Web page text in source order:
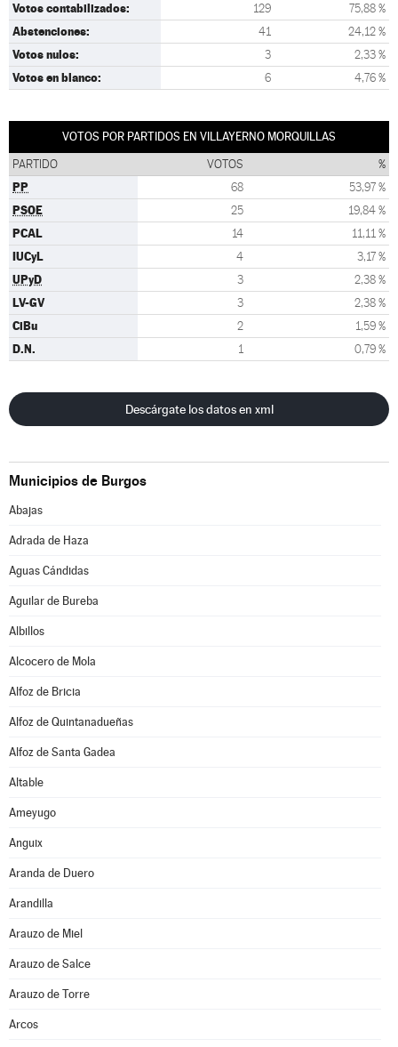
Votos contabilizados: 129 75,88 %
Abstenciones: 41 24,12 %
Votos nulos: 3 2,33 %
Votos en blanco: 6 4,76 %
VOTOS POR PARTIDOS EN VILLAYERNO MORQUILLAS
PARTIDO VOTOS %
PP 68 53,97 %
PSOE 25 19,84 %
PCAL 14 11,11 %
IUCyL 4 3,17 %
UPyD 3 2,38 %
LV-GV 3 2,38 %
CiBu 2 1,59 %
D.N. 1 0,79 %
Descárgate los datos en xml
Municipios de Burgos
Abajas
Adrada de Haza
Aguas Cándidas
Aguilar de Bureba
Albillos
Alcocero de Mola
Alfoz de Bricia
Alfoz de Quintanadueñas
Alfoz de Santa Gadea
Altable
Ameyugo
Anguix
Aranda de Duero
Arandilla
Arauzo de Miel
Arauzo de Salce
Arauzo de Torre
Arcos